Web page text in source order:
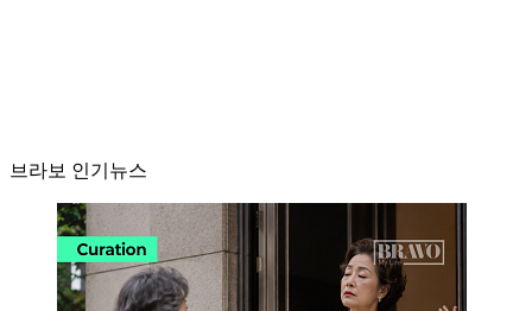
브라보 인기뉴스